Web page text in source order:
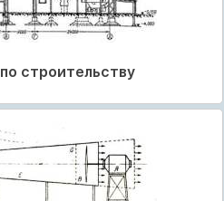
строительству